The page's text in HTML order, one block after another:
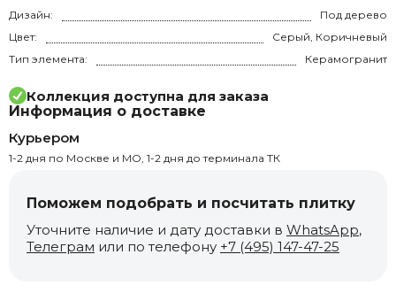
Дизайн:
Под дерево
Цвет:
Серый, Коричневый
Тип элемента:
Керамогранит
Коллекция доступна для заказа
Информация о доставке
Курьером
1-2 дня по Москве и МО, 1-2 дня до терминала ТК
Поможем подобрать и посчитать плитку
Уточните наличие и дату доставки в WhatsApp,
Телеграм или по телефону +7 (495) 147-47-25